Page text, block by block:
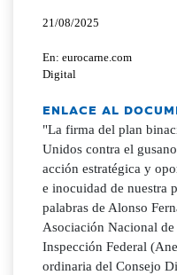
21/08/2025
En: eurocarne.com
Digital
ENLACE AL
"La firma del plan
Unidos contra el
acción estratégica y
e inocuidad de nuestra
palabras de Alonso
Asociación Nacional
Inspección Federal
ordinaria del Consejo